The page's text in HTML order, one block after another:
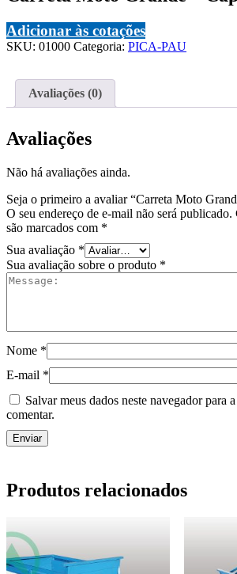
Adicionar às cotações
SKU: 01000 Categoria: PICA-PAU
Avaliações (0)
Avaliações
Não há avaliações ainda.
Seja o primeiro a avaliar “Carreta Moto
O seu endereço de e-mail não será publicado.
são marcados com *
Sua avaliação *
Sua avaliação sobre o produto *
Nome *
E-mail *
Salvar meus dados neste navegador para
comentar.
Produtos relacionados